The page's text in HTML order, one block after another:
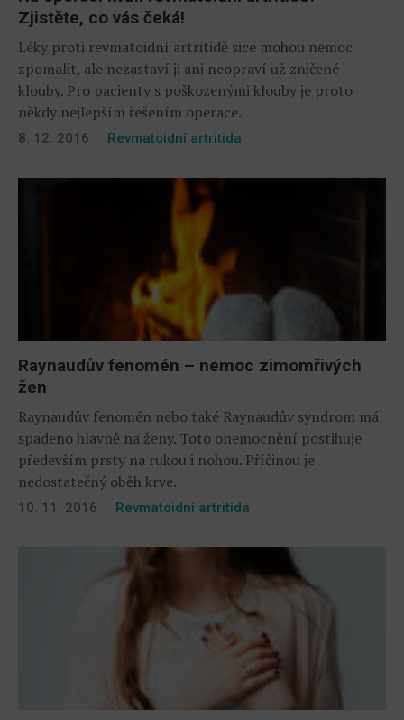
Zjistěte, co vás čeká!
Léky proti revmatoidní artritidě sice mohou nemoc
zpomalit, ale nezastaví ji ani neopraví už zničené
klouby. Pro pacienty s poškozenými klouby je proto
někdy nejlepším řešením operace.
8. 12. 2016 Revmatoidní artritida
Raynaudův fenomén – nemoc zimomřivých
žen
Raynaudův fenomén nebo také Raynaudův syndrom má
spadeno hlavně na ženy. Toto onemocnění postihuje
především prsty na rukou i nohou. Příčinou je
nedostatečný oběh krve.
10. 11. 2016 Revmatoidní artritida